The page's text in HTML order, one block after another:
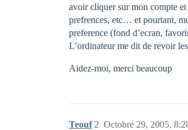
avoir cliquer sur mon compte et
prefrences, etc… et pourtant,
preference (fond d’ecran,
L’ordinateur me dit de revoir
Aidez-moi, merci beaucoup
Teouf Octobre 29, 2005,
2